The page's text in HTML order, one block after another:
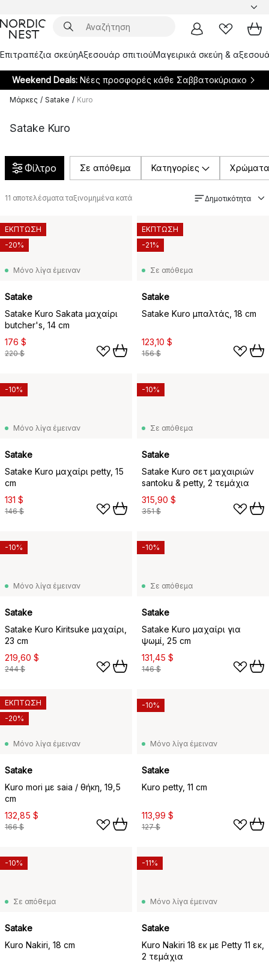
Επιτραπέζια σκεύηΑξεσουάρ σπιτιούΜαγειρικά σκεύη &
Weekend Deals: Νέες προσφορές κάθε Σαββατοκύριακο
Μάρκες / Satake / Kuro
Satake Kuro
Φίλτρο Σε απόθεμα Κατηγορίες Χρώματα
11 αποτελέσματα ταξινομημένα κατά Δημοτικότητα
Μόνο λίγα έμειναν
Satake
Satake Kuro Sakata μαχαίρι
butcher's, 14 cm
176 $
220 $
ΕΚΠΤΩΣΗ
-20%
Σε απόθεμα
Satake
Satake Kuro μπαλτάς, 18 cm
123,10 $
156 $
ΕΚΠΤΩΣΗ
-21%
Μόνο λίγα έμειναν
Satake
Satake Kuro μαχαίρι petty, 15
cm
131 $
146 $
-10%
Σε απόθεμα
Satake
Satake Kuro σετ μαχαιριών
santoku & petty, 2 τεμάχια
315,90 $
351 $
-10%
Μόνο λίγα έμειναν
Satake
Satake Kuro Kiritsuke μαχαίρι,
23 cm
219,60 $
244 $
-10%
Σε απόθεμα
Satake
Satake Kuro μαχαίρι για
ψωμί, 25 cm
131,45 $
146 $
-10%
Μόνο λίγα έμειναν
Satake
Kuro mori με saia / θήκη, 19,5
cm
132,85 $
166 $
ΕΚΠΤΩΣΗ
-20%
Μόνο λίγα έμειναν
Satake
Kuro petty, 11 cm
113,99 $
127 $
-10%
Σε απόθεμα
Satake
Kuro Nakiri, 18 cm
-10%
Μόνο λίγα έμειναν
Satake
Kuro Nakiri 18 εκ με Petty 11 εκ,
2 τεμάχια
-11%